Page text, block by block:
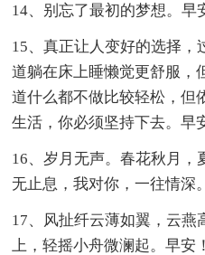
14、别忘了最初的梦想。早
15、真正让人变好的选择，
道躺在床上睡懒觉更舒服，
道什么都不做比较轻松，但
生活，你必须坚持下去。早
16、岁月无声。春花秋月，
无止息，我对你，一往情深
17、风扯纤云薄如翼，云燕
上，轻摇小舟微澜起。早安！